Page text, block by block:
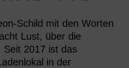
Schild mit den Worten
Lust, über die
Seit 2017 ist das
in der